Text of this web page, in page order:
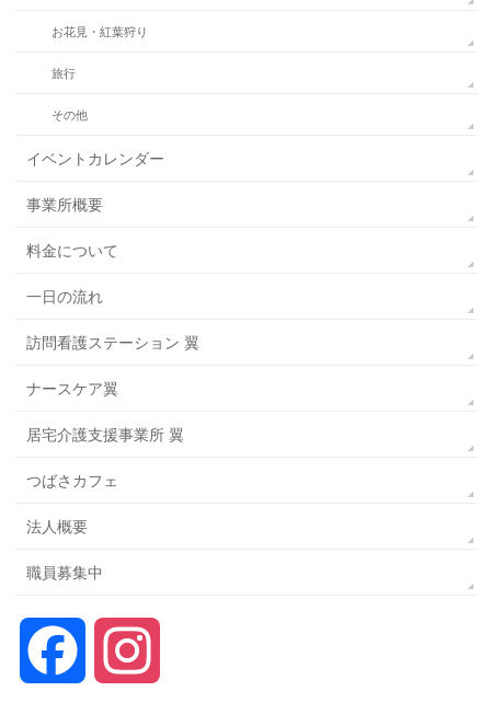
お花見・紅葉狩り
旅行
その他
イベントカレンダー
事業所概要
料金について
一日の流れ
訪問看護ステーション 翼
ナースケア翼
居宅介護支援事業所 翼
つばさカフェ
法人概要
職員募集中
Facebook